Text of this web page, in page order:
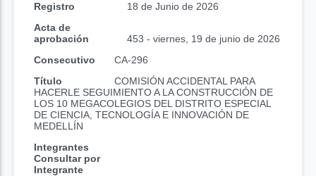
Registro
18 de Junio de 2026
Acta de
aprobación
453 - viernes, 19 de junio de 2026
Consecutivo
CA-296
Título
COMISIÓN ACCIDENTAL PARA
HACERLE SEGUIMIENTO A LA CONSTRUCCIÓN DE
LOS 10 MEGACOLEGIOS DEL DISTRITO ESPECIAL
DE CIENCIA, TECNOLOGÍA E INNOVACIÓN DE
MEDELLÍN
Integrantes
Consultar por
Integrante